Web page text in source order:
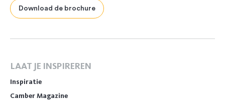
Download de brochure
LAAT JE INSPIREREN
Inspiratie
Camber Magazine